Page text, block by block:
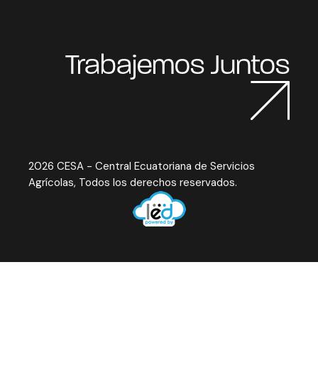
2026 CESA - Central Ecuatoriana de Servicios
Agrícolas, Todos los derechos reservados.
Trabajemos Juntos